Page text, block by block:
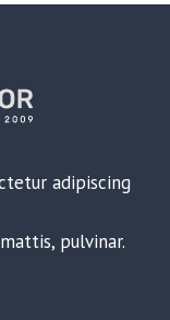
adipiscing
pulvinar.